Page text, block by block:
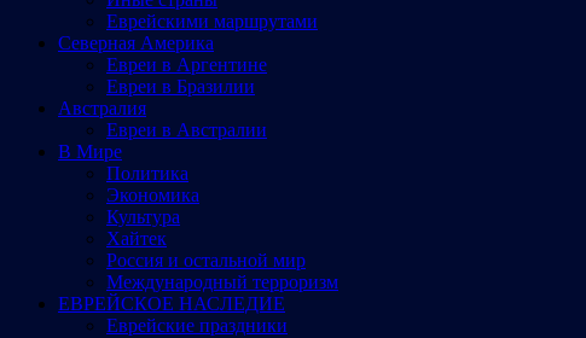
Еврейскими маршрутами
Северная Америка
Евреи в Аргентине
Евреи в Бразилии
Австралия
Евреи в Австралии
В Мире
Политика
Экономика
Культура
Хайтек
Россия и остальной мир
Международный терроризм
ЕВРЕЙСКОЕ НАСЛЕДИЕ
Еврейские праздники